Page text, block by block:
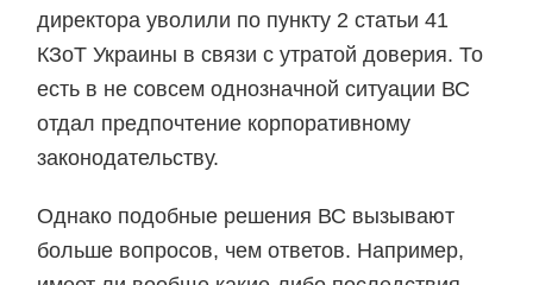
директора уволили по пункту 2 статьи 41
КЗоТ Украины в связи с утратой доверия. То
есть в не совсем однозначной ситуации ВС
отдал предпочтение корпоративному
законодательству.
Однако подобные решения ВС вызывают
больше вопросов, чем ответов. Например,